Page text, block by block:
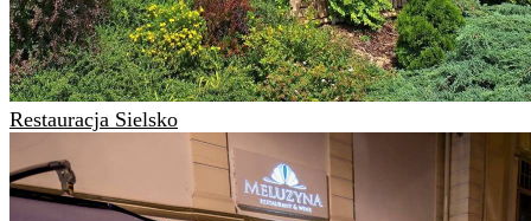
Restauracja Sielsko